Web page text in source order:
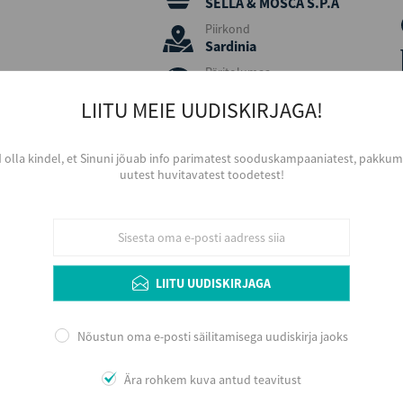
Piirkond
Sardinia
Päritolumaa
Viinamari
Aastakäik
2023
Serveerimine
Jahutatult, 6 - 8 ºC, väiksemast sihvaka
Arengupotentsiaal veinikeldris kuni 3
võimalikult noorelt.
Lisainfo
LIITU MEIE UUDISKIRJAGA!
olla kindel, et Sinuni jõuab info parimatest sooduskampaaniatest,
uutest huvitavatest toodetest!
LIITU UUDISKIRJAGA
Nõustun oma e-posti säilitamisega uudiskirja jaoks
Ära rohkem kuva antud teavitust